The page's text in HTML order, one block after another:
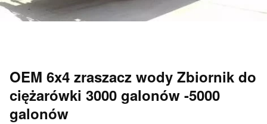
OEM 6x4 zraszacz wody Zbiornik do
ciężarówki 3000 galonów -5000
galonów